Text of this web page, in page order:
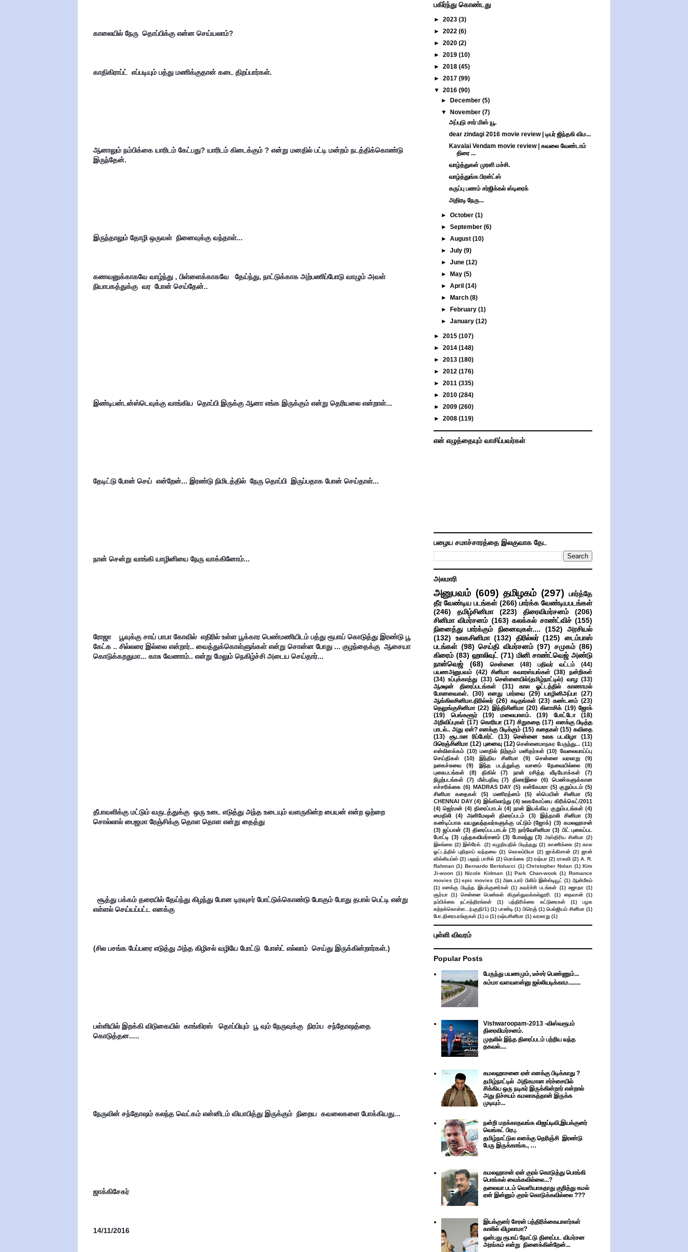
காலையில் நேரு  தொப்பிக்கு என்ன செய்யலாம்?
காதிகிராப்ட்  எப்படியும் பத்து மணிக்குதான் கடை திறப்பார்கள்.
ஆனாலும் நம்பிக்கை யாரிடம் கேட்பது? யாரிடம் கிடைக்கும் ? என்று மனதில் பட்டி மன்றம் நடத்திக்கொண்டு
இருந்தேன்.
இருந்தாலும் தோழி ஒருவள்  நினைவுக்கு வந்தாள்...
கணவனுக்காகவே வாழ்ந்து , பிள்ளைக்காகவே   தேய்ந்து, நாட்டுக்காக அற்பணிப்போடு வாழும் அவள்
நியாபகத்துக்கு  வர  போன் செய்தேன்..
இண்டிபன்டன்ஸ்டெவுக்கு வாங்கிய  தொப்பி இருக்கு ஆனா எங்க இருக்கும் என்று தெரியலை என்றாள்...
தேடிட்டு போன் செய்  என்றேன்... இரண்டு நிமிடத்தில்  நேரு தொப்பி  இருப்பதாக போன் செய்தாள்...
நான் சென்று வாங்கி யாழினியை நேரு வாக்கினோம்...
ரோஜா    பூவுக்கு சாய் பாபா கோவில்  எதிரில் உள்ள பூக்கார பெண்மணியிடம் பத்து ரூபாய் கொடுத்து இரண்டு பூ
கேட்க .. சில்லரை இல்லை என்றார்.. வைத்துக்கொள்ளுங்கள் என்று சொன்ன போது ... குழந்தைக்கு  ஆசையா
கொடுக்கறதுமா... காசு வேணாம்.. என்று மேலும் நெகிழ்ச்சி அடைய செய்தார்...
தீபாவளிக்கு மட்டும் வருடத்துக்கு  ஒரு உடை எடுத்து அந்த உடையும் வளருகின்ற பையன் என்ற ஒற்றை
சொல்லால் பைஜமா ரேஞ்சிக்கு தொள தொள என்று தைத்து
எள்ளல் செய்யப்பட்ட எனக்கு
(சில பசங்க பேப்பரை எடுத்து அந்த கிழிசல் வழியே போட்டு  போஸ்ட் எல்லாம்  செய்து இருக்கின்றார்கள்.)
பள்ளியில் இறக்கி விடுகையில்  காங்கிரஸ்   தொப்பியும்  பூ வும் நேருவுக்கு  நிரம்ப  சந்தோஷத்தை
கொடுத்தன.....
நேருவின் சந்தோஷம் கலந்த வெட்கம் என்னிடம் வியாபித்து இருக்கும்  நிறைய  கவலைகளை போக்கியது...
ஜாக்கிசேகர்
14/11/2016
பகிர்ந்து கொண்டது
► 2023 (3)
► 2022 (6)
► 2020 (2)
► 2019 (10)
► 2018 (45)
► 2017 (99)
▼ 2016 (90)
►
December(5)
▼
November(7)
அப்புடு சார் மிஸ் யூ.
dear zindagi 2016 movie review | டியர் ஜிந்தகி விம...
Kavalai Vendam movie review | கவலை வேண்டாம்
திரை ...
வாழ்த்துகள் முரளி மச்சி.
வாழ்த்துங்க பிரன்ட்ஸ்
கருப்பு பணம் சர்ஜிக்கல் ஸ்டிரைக்
அதிரடி நேரு...
►October(1)
►September(6)
►August(10)
►July(9)
►June(12)
►
May(5)
►April(14)
►
March(8)
►
February(1)
►January(12)
► 2015 (107)
► 2014 (148)
► 2013 (180)
► 2012 (176)
► 2011 (335)
► 2010 (284)
► 2009 (260)
► 2008 (119)
என் எழுத்தையும் வாசிப்பவர்கள்
பழைய சமாச்சாரத்தை இலகுவாக தேட
அலமாரி
அனுபவம் (609) தமிழகம் (297) பார்த்தே
தீர வேண்டிய படங்கள் (266) பார்க்க வேண்டியபடங்கள்
(246)
தமிழ்சினிமா (223) திரைவிமர்சனம்
(206)
சினிமா விமர்சனம் (163) கலக்கல் சாண்ட்விச் (155)
நினைத்து பார்க்கும் நினைவுகள்....
(152)
அரசியல்
(132)
உலகசினிமா (132) திரில்லர் (125)
டைம்பாஸ்
படங்கள் (98) செய்தி விமர்சனம் (97) சமுகம் (86)
கிரைம் (83) ஹாலிவுட் (71) மினி சாண்ட்வெஜ் அண்டு
நான்வெஜ்
(68) சென்னை (48) பதிவர் வட்டம்
(44)
பயணஅனுபவம் (42) சினிமா சுவாரஸ்யங்கள் (38) நன்றிகள்
(34) உப்புக்காத்து (33) சென்னையில்(தமிழ்நாட்டில்) வாழ (33)
ஆக்ஷன் திரைப்படங்கள்
(31)
கால ஓட்டத்தில் காணாமல்
போனவைகள். (30) எனது பார்வை (29) யாழினிஅப்பா (27)
ஆங்கிலசினிமா.திரில்லர் (26) கடிதங்கள் (23) கண்டனம் (23)
தெலுங்குசினிமா (22) இந்திசினிமா (20) கிளாசிக் (19) ஜோக்
(19)
பெங்களூர் (19) மலையாளம். (19) போட்டோ
(18)
அறிவிப்புகள் (17) கொரியா (17) சிறுகதை (17) எனக்கு பிடித்த
பாடல்.. அது ஏன்? எனக்கு பிடிக்கும் (15) கதைகள் (15) கவிதை
(13)
சூடான ரிப்போர்ட் (13) சென்னை உலக படவிழா
(13)
பிரெஞ்சினிமா (12) புனைவு (12) சென்னைமாநகர பேருந்து... (11)
என்விளக்கம் (10) மனதில் நிற்கும் மனிதர்கள் (10) வேலைவாய்ப்பு
செய்திகள்
(10) இந்திய சினிமா (9) சென்னை வரலாறு
(9)
நகைச்சுவை
(9) இந்த படத்துக்கு வசனம் தேவையில்லை
(8)
புகைபடங்கள்
(8) திகில் (7) நான் ரசித்த வீடியோக்கள்
(7)
நிழற்படங்கள் (7) மீள்பதிவு (7) திரைஇசை (6)
பெண்களுக்கான
எச்சரிக்கை (6) MADRAS DAY (5) என்கேமரா (5) குறும்படம் (5)
சினிமா கதைகள்
(5) மணிரத்னம் (5) ஸ்பெயின் சினிமா
(5)
CHENNAI DAY (4) இங்கிலாந்து (4) உலககோப்பை கிரிக்கெட்/2011
(4) ஜெர்மன் (4) திரைப்பாடல் (4) நான் இயக்கிய குறும்படங்கள் (4)
மைதிலி
(4) அனிமேஷன் திரைப்படம் (3) இத்தாலி சினிமா
(3)
கண்டிப்பாக வயதுவந்தவர்களுக்கு மட்டும் (ஜோக்) (3) கமலஹாசன்
(3) ஜப்பான் (3) திரைப்படபாடல் (3) நார்வேசினிமா (3) பிட் புகைப்பட
போட்டி (3) புத்தகவிமர்சனம் (3) போலந்து (3) அஸ்திரிய சினிமா (2)
இலங்கை (2) இஸ்ரேல். (2) எழுதியதில் பிடித்தது (2) காணிக்கை (2) கால
ஓட்டத்தில் புதிதாய் வந்தவை (2) கொலம்பியா (2) ஜாக்கிசான் (2) ஜான்
வில்லியம்ஸ் (2) பஹத் பாசில் (2) மொக்கை (2) ரஷ்யா (2) ராகவி (2) A. R.
Rahman (1) Bernardo Bertolucci (1) Christopher Nolan (1) Kim
Ji-woon (1) Nicole Kidman (1) Park Chan-wook (1) Romance
movies (1) epic movies (1) அடையார் பிலிம் இன்ஸ்டியூட் (1) ஆன்மீகம்
(1) எனக்கு பிடித்த இயக்குனர்கள் (1) கவர்ச்சி படங்கள் (1) சுஜாதா (1)
சூர்யா (1) சென்னை பெண்கள் கிருஸ்துவக்கல்லூரி. (1) தைவான் (1)
நம்பிக்கை நட்சத்திரங்கள்
(1) பத்திரிக்கை கட்டுரைகள் (1)
பழக
கற்றக்கொள்ள...(பகுதி/1) (1) பாண்டி (1) பிரெஞ் (1) பெல்ஜியம் சினிமா (1)
போ.திரையரங்குகள் (1) ம (1) ரஷ்யசினிமா (1) வரலாறு (1)
புள்ளி விவரம்
Popular Posts
பேருந்து பயணமும், டீச்சர் பெண்ணும்...
சும்மா வளவளன்னு ஜல்லியடிக்காம........
Vishwaroopam-2013 -விஸ்வரூபம்
திரைவிமர்சனம்.
முதலில் இந்த திரைப்படம் பற்றிய வந்த
தகவல்....
கமலஹாசனை ஏன் எனக்கு பிடிக்காது ?
தமிழ்நாட்டில் அதிகமான சர்ச்சையில்
சிக்கிய ஒரு நடிகர் இருக்கின்றார் என்றால்
அது நிச்சயம் கமலாகத்தான் இருக்க
முடியும்...
நன்றி மறக்காதவங்க விஜய்டிவி,இயக்குனர்
வெங்கட் பிரபு.
தமிழ்நாட்டுல எனக்கு தெரிஞ்சி இரண்டு
பேரு இருக்காங்க., …
கமலஹாசன் ஏன் குரல் கொடுத்து பொங்கி
பொங்கல் வைக்கவில்லை...?
தலைவா படம் வெளியாகதாது குறித்து கமல்
ஏன் இன்னும் குரல் கொடுக்கவில்லை ???
இயக்குனர் சேரன் பத்திரிக்கையாளர்கள்
காலில் விழலாமா?
ஒன்பது ரூபாய் நோட்டு திரைப்பட விமர்சன
அரங்கம் என்று நினைக்கின்றேன்...